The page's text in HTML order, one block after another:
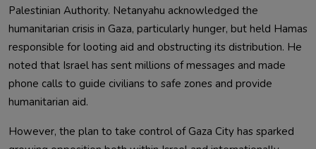
Palestinian Authority. Netanyahu acknowledged the
humanitarian crisis in Gaza, particularly hunger, but held Hamas
responsible for looting aid and obstructing its distribution. He
noted that Israel has sent millions of messages and made
phone calls to guide civilians to safe zones and provide
humanitarian aid.
However, the plan to take control of Gaza City has sparked